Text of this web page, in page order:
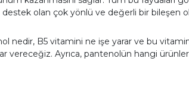
destek olan çok yönlü ve değerli bir bileşen
nedir, B5 vitamini ne işe yarar ve bu
vereceğiz. Ayrıca, pantenolün hangi